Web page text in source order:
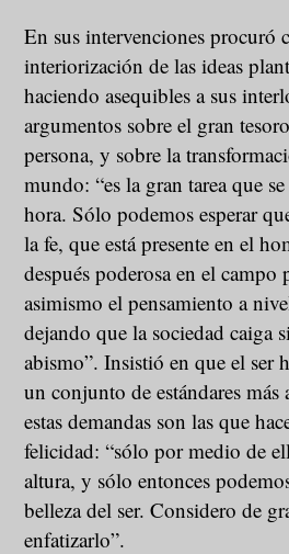
En sus intervenciones procuró
interiorización de las ideas
haciendo asequibles a sus
argumentos sobre el gran
persona, y sobre la
mundo: “es la gran tarea que
hora. Sólo podemos esperar
la fe, que está presente en el
después poderosa en el
asimismo el pensamiento a
dejando que la sociedad caiga
abismo”. Insistió en que el ser
un conjunto de estándares más
estas demandas son las que
felicidad: “sólo por medio de
altura, y sólo entonces
belleza del ser. Considero de
enfatizarlo”.